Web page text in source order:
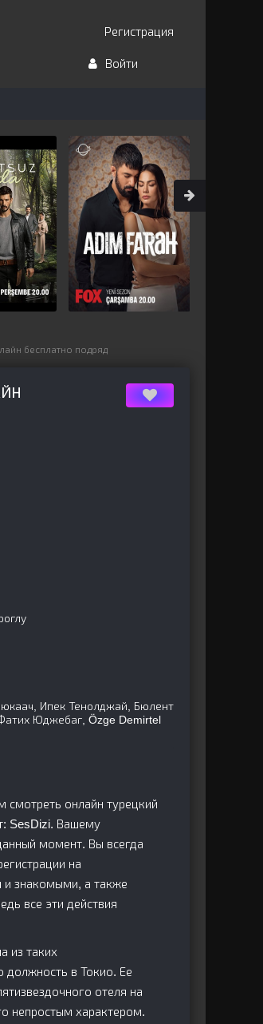
бесплатно подряд
Ипек Тенолджай, Бюлент
Юджебаг, Özge Demirtel
смотреть онлайн турецкий
SesDizi. Вашему
момент. Вы всегда
на
и знакомыми, а также
все эти действия
из таких
должность в Токио. Ее
отеля на
непростым характером.
Регистрация
Войти